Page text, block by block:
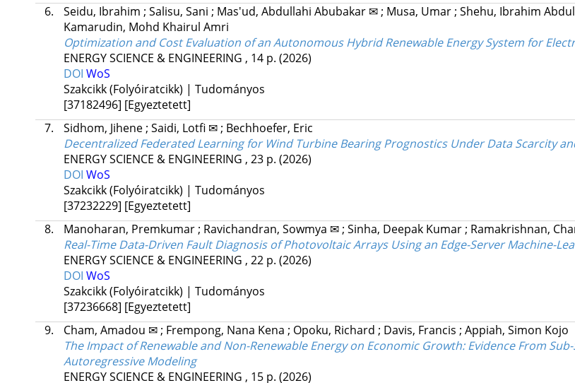
6.
Seidu, Ibrahim ; Salisu, Sani ; Mas'ud, Abdullahi Abubakar ✉; Musa, Umar; Shehu, Ibrahim
Kamarudin, Mohd Khairul Amri
Optimization and Cost Evaluation of an Autonomous Hybrid Renewable Energy System for
ENERGY SCIENCE & ENGINEERING , 14 p. (2026)
DOI WoS
Szakcikk (Folyóiratcikk) | Tudományos
[37182496] [Egyeztetett]
7.
Sidhom, Jihene; Saidi, Lotfi ✉; Bechhoefer, Eric
Decentralized Federated Learning for Wind Turbine Bearing Prognostics Under Data Scarcity
ENERGY SCIENCE & ENGINEERING , 23 p. (2026)
DOI WoS
Szakcikk (Folyóiratcikk) | Tudományos
[37232229] [Egyeztetett]
8.
Manoharan, Premkumar; Ravichandran, Sowmya ✉; Sinha, Deepak Kumar; Ramakrishnan,
Real-Time Data-Driven Fault Diagnosis of Photovoltaic Arrays Using an Edge-Server Machine-
ENERGY SCIENCE & ENGINEERING , 22 p. (2026)
DOI WoS
Szakcikk (Folyóiratcikk) | Tudományos
[37236668] [Egyeztetett]
9.
Cham, Amadou ✉; Frempong, Nana Kena ; Opoku, Richard ; Davis, Francis ; Appiah, Simon Kojo
The Impact of Renewable and Non-Renewable Energy on Economic Growth: Evidence From
Autoregressive Modeling
ENERGY SCIENCE & ENGINEERING , 15 p. (2026)